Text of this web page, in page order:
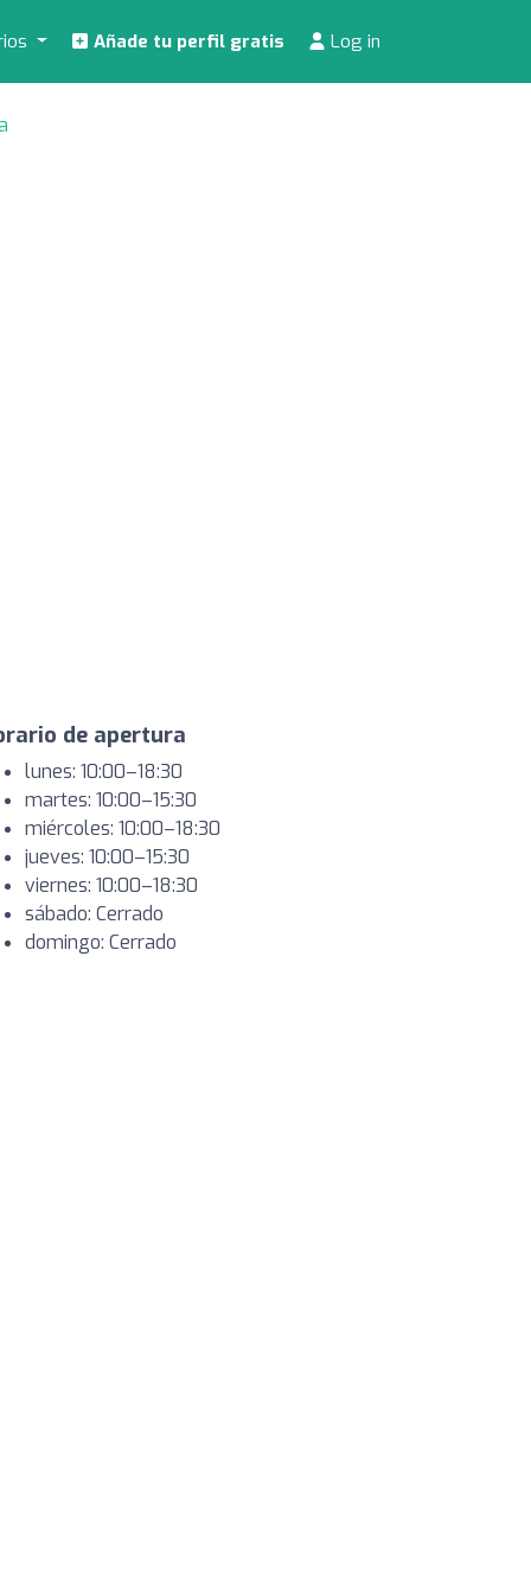
Añade tu perfil gratis Log in
de apertura
lunes: 10:00–18:30
martes: 10:00–15:30
miércoles: 10:00–18:30
jueves: 10:00–15:30
viernes: 10:00–18:30
sábado: Cerrado
domingo: Cerrado